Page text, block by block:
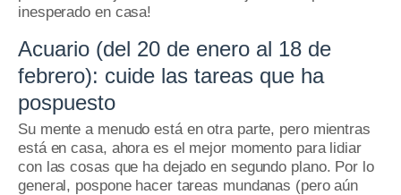
inesperado en casa!
Acuario (del 20 de enero al 18 de
febrero): cuide las tareas que ha
pospuesto
Su mente a menudo está en otra parte, pero mientras
está en casa, ahora es el mejor momento para lidiar
con las cosas que ha dejado en segundo plano. Por lo
general, pospone hacer tareas mundanas (pero aún